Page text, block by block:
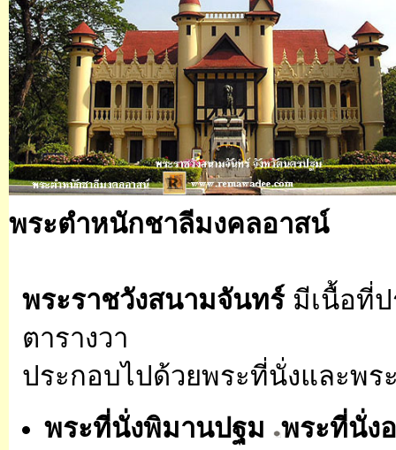
พระตำหนักชาลีมงคลอาสน์
พระราชวังสนามจันทร์ มีเนื้อที่
ตารางวา
ประกอบไปด้วยพระที่นั่งและพ
พระที่นั่งพิมานปฐม พระที่นั่ง